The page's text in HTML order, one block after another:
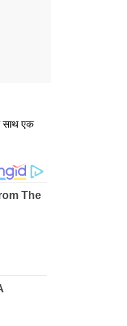
साथ एक